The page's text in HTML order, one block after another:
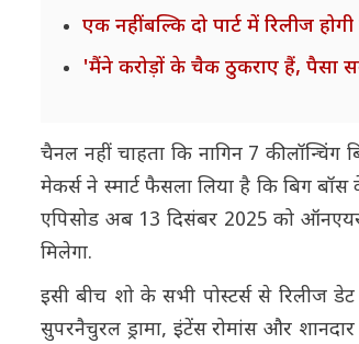
एक नहीं बल्कि दो पार्ट में रिलीज
'मैंने करोड़ों के चैक ठुकराए हैं, पैसा
चैनल नहीं चाहता कि नागिन 7 की
मेकर्स ने स्मार्ट फैसला लिया है कि बिग
एपिसोड अब 13 दिसंबर 2025 को
मिलेगा.
इसी बीच शो के सभी पोस्टर्स से रिलीज
सुपरनैचुरल ड्रामा, इंटेंस रोमांस और